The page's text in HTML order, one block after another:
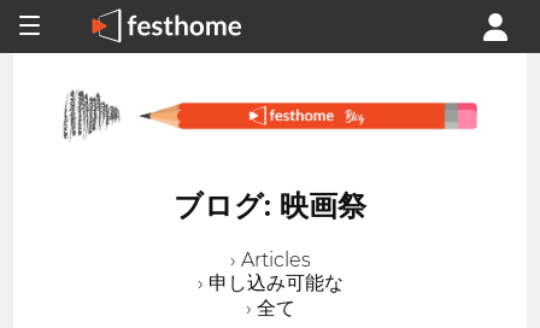
ブログ: 映画祭
› Articles
› 申し込み可能な
› 全て